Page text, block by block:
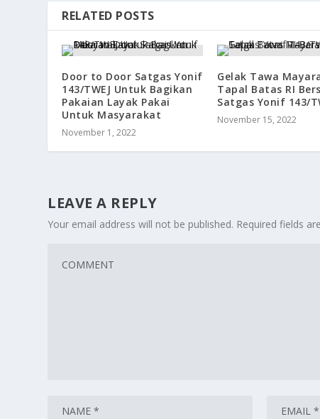
RELATED POSTS
Door to Door Satgas Yonif
143/TWEJ Untuk Bagikan
Pakaian Layak Pakai
Untuk Masyarakat
November 1, 2022
Gelak Tawa
Tapal Batas RI
Satgas Yonif 143/
November 15, 2022
LEAVE A REPLY
Your email address will not be published. Required fields